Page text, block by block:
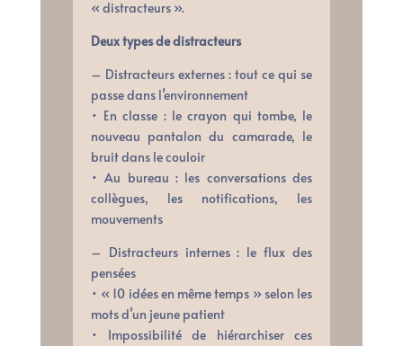
« distracteurs ».
Deux types de distracteurs
– Distracteurs externes : tout ce qui se
passe dans l’environnement
• En classe : le crayon qui tombe, le
nouveau pantalon du camarade, le
bruit dans le couloir
• Au bureau : les conversations des
collègues, les notifications, les
mouvements
– Distracteurs internes : le flux des
pensées
• « 10 idées en même temps » selon les
mots d’un jeune patient
• Impossibilité de hiérarchiser ces